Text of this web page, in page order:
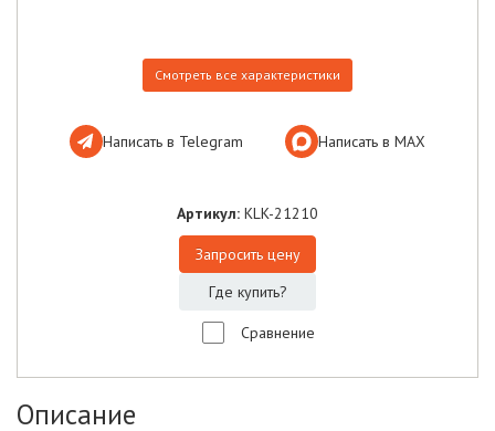
Смотреть все характеристики
Написать в Telegram Написать в МАХ
Артикул: KLK-21210
Запросить цену
Где купить?
Сравнение
Описание